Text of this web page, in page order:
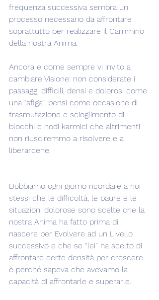
frequenza successiva sembra un
processo necessario da affrontare
soprattutto per realizzare il Cammino
della nostra Anima.
Ancora e come sempre vi invito a
cambiare Visione: non considerate i
passaggi difficili, densi e dolorosi come
una “sfiga”, bensì come occasione di
trasmutazione e scioglimento di
blocchi e nodi karmici che altrimenti
non riusciremmo a risolvere e a
liberarcene.
Dobbiamo ogni giorno ricordare a noi
stessi che le difficoltà, le paure e le
situazioni dolorose sono scelte che la
nostra Anima ha fatto prima di
nascere per Evolvere ad un Livello
successivo e che se “lei” ha scelto di
affrontare certe densità per crescere
è perché sapeva che avevamo la
capacità di affrontarle e superarle.